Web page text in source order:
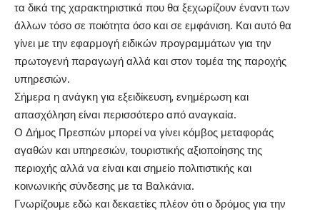
τα δικά της χαρακτηριστικά που θα ξεχωρίζουν έναντι των
άλλων τόσο σε ποιότητα όσο και σε εμφάνιση. Και αυτό θα
γίνει με την εφαρμογή ειδικών προγραμμάτων για την
πρωτογενή παραγωγή αλλά και στον τομέα της παροχής
υπηρεσιών.
Σήμερα η ανάγκη για εξειδίκευση, ενημέρωση και
απασχόληση είναι περισσότερο από αναγκαία.
Ο Δήμος Πρεσπών μπορεί να γίνει κόμβος μεταφοράς
αγαθών και υπηρεσιών, τουριστικής αξιοποίησης της
περιοχής αλλά να είναι και σημείο πολιτιστικής και
κοινωνικής σύνδεσης με τα Βαλκάνια.
Γνωρίζουμε εδώ και δεκαετίες πλέον ότι ο δρόμος για την